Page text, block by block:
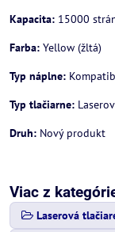
Kapacita: 15000
Farba: Yellow (žltá)
Typ náplne:
Typ tlačiarne:
Druh: Nový produkt
Viac z
Laserová